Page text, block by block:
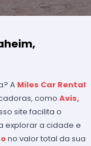
A Miles Car Rental
comoAvis,
site facilita o
explorar a cidade e
no valor total da sua